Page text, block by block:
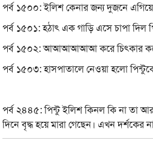
পর্ব ১৫০০: ইলিশ কেনার জন্য দুজনে
পর্ব ১৫০১: হঠাৎ এক গাড়ি এসে চাপা দিল
পর্ব ১৫০২: আআআআআআ করে চিৎকার করে
পর্ব ১৫০৩: হাসপাতালে নেওয়া হলো
পর্ব ২৪৪৫: পিন্টু ইলিশ কিনল কি না তা
দিনে বৃদ্ধ হয়ে মারা গেছেন। এখন দর্শকের